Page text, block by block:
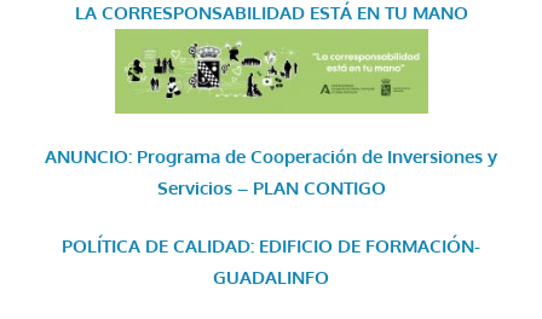
LA CORRESPONSABILIDAD ESTÁ EN TU MANO
ANUNCIO: Programa de Cooperación de Inversiones y
Servicios – PLAN CONTIGO
POLÍTICA DE CALIDAD: EDIFICIO DE FORMACIÓN-
GUADALINFO